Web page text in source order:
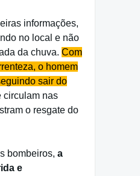
informações,
no local e não
da chuva. Com
o homem
sair do
circulam nas
o resgate do
bombeiros, a
e